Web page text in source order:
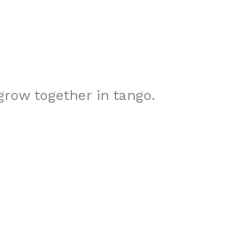
together in tango.